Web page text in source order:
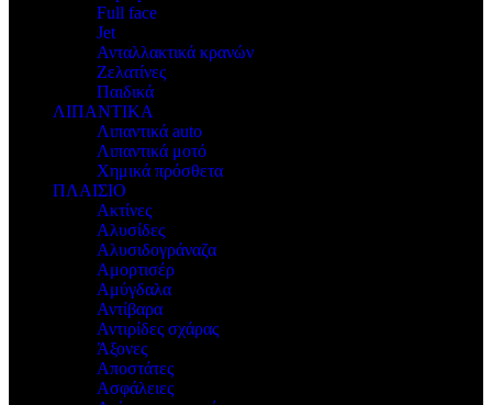
Full face
Jet
Ανταλλακτικά κρανών
Ζελατίνες
Παιδικά
ΛΙΠΑΝΤΙΚΑ
Λιπαντικά auto
Λιπαντικά μοτό
Χημικά πρόσθετα
ΠΛΑΙΣΙΟ
Ακτίνες
Αλυσίδες
Αλυσιδογράναζα
Αμορτισέρ
Αμύγδαλα
Αντίβαρα
Αντιρίδες σχάρας
Άξονες
Αποστάτες
Ασφάλειες